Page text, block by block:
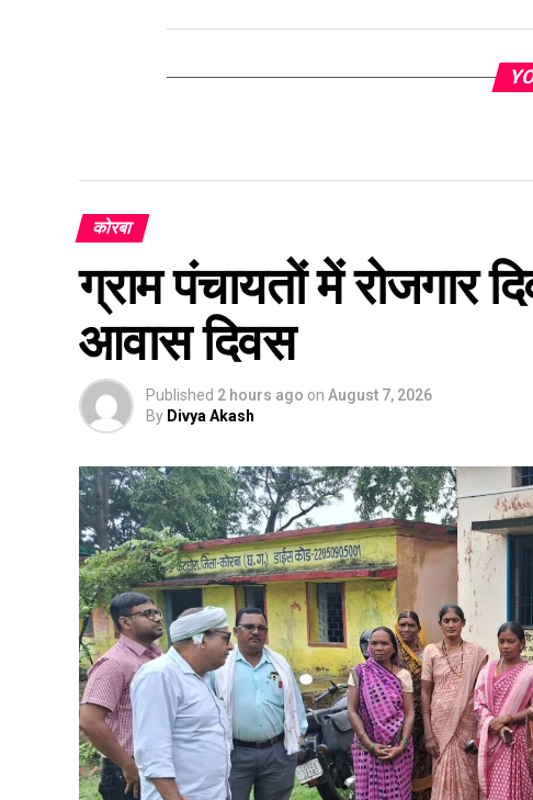
कोरबा
ग्राम पंचायतों में रोजगार
आवास दिवस
Published 2 hours ago on August 7, 2026
By Divya Akash